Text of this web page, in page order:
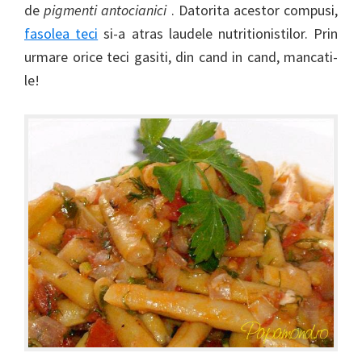
depigmenti antocianici. Datorita acestor compusi,
fasolea teci si-a atras laudele nutritionistilor. Prin
urmare orice teci gasiti, din cand in cand, mancati-
le!